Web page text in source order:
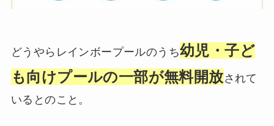
どうやらレインボープールのうち幼児・子ど
も向けプールの一部が無料開放されて
いるとのこと。